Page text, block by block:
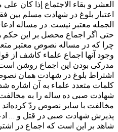
العشر و بقاء الاجتماع إذا كان
اعتبار بلوغ در شهادت مسلم
الجمله معتبر نیست. در مساله
حتی اگر اجماع محصل بر این حکم
چرا که در مساله نصوص معتبر
وجود آنها اجماع علماء کاشف از
مدرکی بودن این اجماع روشن
اشتراط بلوغ در شهادت همان
کلمات متعدد علماء به آن
شهادت صبی ده ساله را به مخالفت
مخالفت با سایر نصوص ردّ
پذیرش شهادت صبی در قتل و …
شاهد بر این است که اجماع در